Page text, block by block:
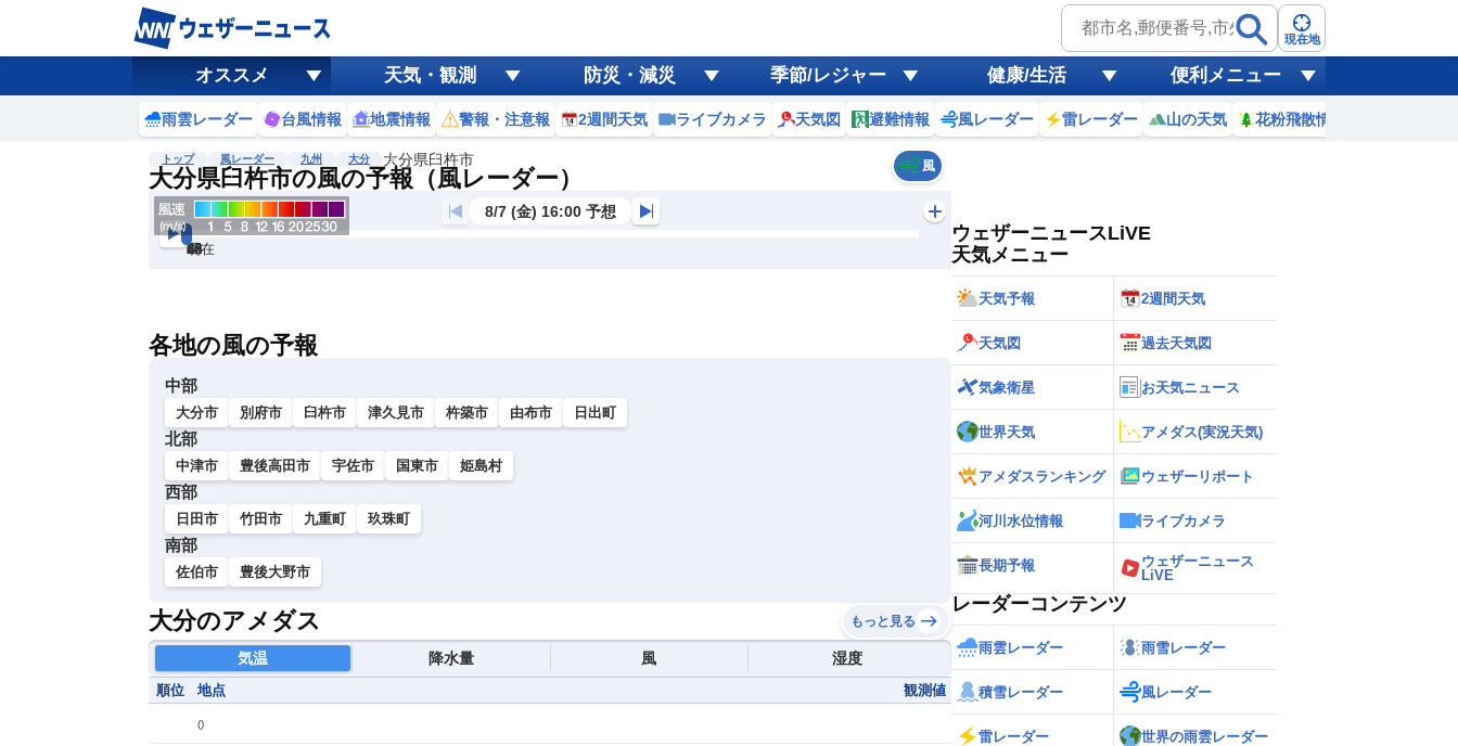
現在地
オススメ 天気・観測 防災・減災 季節/レジャー 健康/生活 便利メニュー
雨雲レーダー 台風情報 地震情報 警報・注意報 2週間天気 ライブカメラ 天気図 避難情報 風レーダー 雷レーダー 山の天気 花粉飛散情報
トップ 風レーダー 九州 大分 大分県臼杵市
大分県臼杵市の風の予報（風レーダー） 風
風
黄砂
天気 台風
8/7 (金) 16:00 予想
現在
6h
12
24
36
48
60
72
各地の風の予報
中部
大分市 別府市 臼杵市 津久見市 杵築市 由布市 日出町
北部
中津市 豊後高田市 宇佐市 国東市 姫島村
西部
日田市 竹田市 九重町 玖珠町
南部
佐伯市 豊後大野市
大分のアメダス もっと見る
気温 降水量 風 湿度
順位 地点 観測値
()
ウェザーニュースLiVE
天気メニュー
天気予報 2週間天気
天気図 過去天気図
気象衛星 お天気ニュース
世界天気 アメダス(実況天気)
アメダスランキング ウェザーリポート
河川水位情報 ライブカメラ
長期予報
ウェザーニュース
LiVE
レーダーコンテンツ
雨雲レーダー 雨雪レーダー
積雪レーダー 風レーダー
雷レーダー 世界の雨雲レーダー